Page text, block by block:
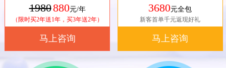
1980880元/年
（限时买2年送1年，买3年送2年）
马上咨询
3680元全包
新客首单千元返现好礼
马上咨询